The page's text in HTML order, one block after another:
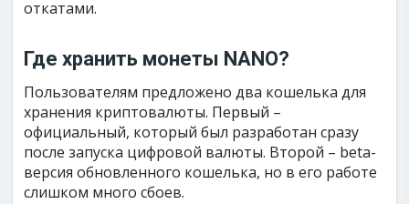
откатами.
Где хранить монеты NANO?
Пользователям предложено два кошелька для
хранения криптовалюты. Первый –
официальный, который был разработан сразу
после запуска цифровой валюты. Второй – beta-
версия обновленного кошелька, но в его работе
слишком много сбоев.